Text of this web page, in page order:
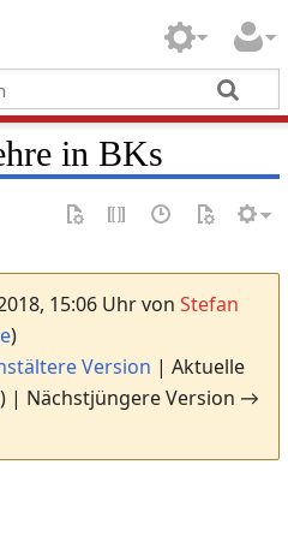
in BKs
15:06 Uhr von Stefan
)
Version | Aktuelle
| Nächstjüngere Version →